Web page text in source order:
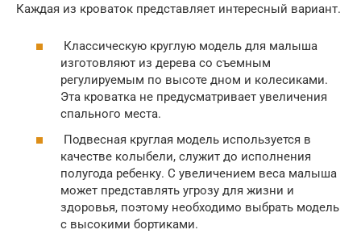
Каждая из кроваток представляет интересный вариант.
Классическую круглую модель для малыша
изготовляют из дерева со съемным
регулируемым по высоте дном и колесиками.
Эта кроватка не предусматривает увеличения
спального места.
Подвесная круглая модель используется в
качестве колыбели, служит до исполнения
полугода ребенку. С увеличением веса малыша
может представлять угрозу для жизни и
здоровья, поэтому необходимо выбрать модель
с высокими бортиками.